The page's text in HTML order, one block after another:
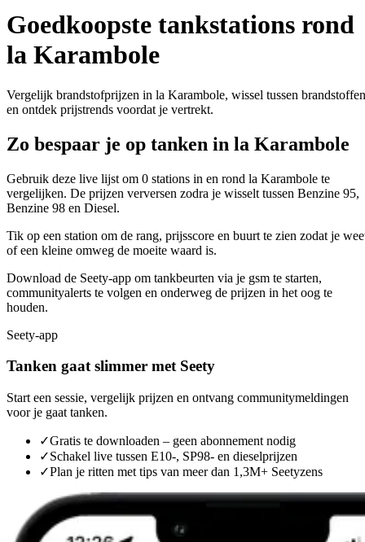
Goedkoopste tankstations rond
la Karambole
Vergelijk brandstofprijzen in la Karambole, wissel tussen brandstoffen
en ontdek prijstrends voordat je vertrekt.
Zo bespaar je op tanken in la Karambole
Gebruik deze live lijst om 0 stations in en rond la Karambole te
vergelijken. De prijzen verversen zodra je wisselt tussen Benzine 95,
Benzine 98 en Diesel.
Tik op een station om de rang, prijsscore en buurt te zien zodat je
of een kleine omweg de moeite waard is.
Download de Seety-app om tankbeurten via je gsm te starten,
communityalerts te volgen en onderweg de prijzen in het oog te
houden.
Seety-app
Tanken gaat slimmer met Seety
Start een sessie, vergelijk prijzen en ontvang communitymeldingen
voor je gaat tanken.
✓Gratis te downloaden – geen abonnement nodig
✓Schakel live tussen E10-, SP98- en dieselprijzen
✓Plan je ritten met tips van meer dan 1,3M+ Seetyzens